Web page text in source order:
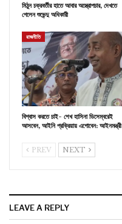
মিঠুন চক্রবর্তীর হাতে আবার অস্ত্রোপচার, দেখতে
গেলেন শুভেন্দু অধিকারী
রাজনীতি
বিশ্বাস করতে চাই- শেখ হাসিনা ডিসেম্বরেই
আসবেন, আইনি প্রক্রিয়ায় এগোবেন: আইনমন্ত্রী
PREV NEXT
LEAVE A REPLY